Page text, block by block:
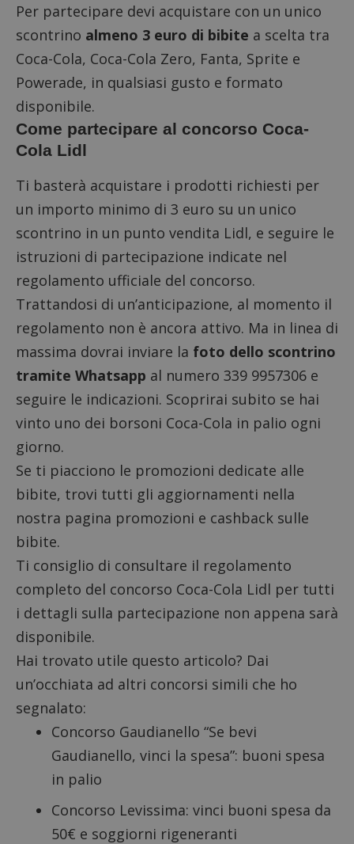
Per partecipare devi acquistare con un unico
scontrino almeno 3 euro di bibite a scelta tra
Coca-Cola, Coca-Cola Zero, Fanta, Sprite e
Powerade, in qualsiasi gusto e formato
disponibile.
Come partecipare al concorso Coca-
Cola Lidl
Ti basterà acquistare i prodotti richiesti per
un importo minimo di 3 euro su un unico
scontrino in un punto vendita Lidl, e seguire le
istruzioni di partecipazione indicate nel
regolamento ufficiale del concorso.
Trattandosi di un’anticipazione, al momento il
regolamento non è ancora attivo. Ma in linea di
massima dovrai inviare la foto dello scontrino
tramite Whatsapp al numero 339 9957306 e
seguire le indicazioni. Scoprirai subito se hai
vinto uno dei borsoni Coca-Cola in palio ogni
giorno.
Se ti piacciono le promozioni dedicate alle
bibite, trovi tutti gli aggiornamenti nella
nostra pagina promozioni e cashback sulle
bibite.
Ti consiglio di consultare il regolamento
completo del concorso Coca-Cola Lidl per tutti
i dettagli sulla partecipazione non appena sarà
disponibile.
Hai trovato utile questo articolo? Dai
un’occhiata ad altri concorsi simili che ho
segnalato:
Concorso Gaudianello “Se bevi
Gaudianello, vinci la spesa”: buoni spesa
in palio
Concorso Levissima: vinci buoni spesa da
50€ e soggiorni rigeneranti